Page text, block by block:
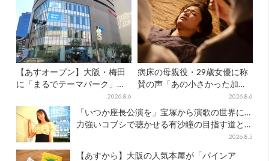
【あすオープン】大阪・梅田
に「まるでテーマパーク」な
巨大スポーツ店、461ブラン
ド集結！ 6フロアをまとめて
紹介
2026.8.6
病床の母親役・29歳女優に称
賛の声「あの小さかった加恋
ちゃんが…」朝ドラ視聴者し
みじみ
2026.8.6
「いつか座長公演を」宝塚から演歌の世界に…
力強いコブシで聴かせる有沙瞳の目指す道と
2026.8.5
【あすから】大阪の人気本屋が「パインア